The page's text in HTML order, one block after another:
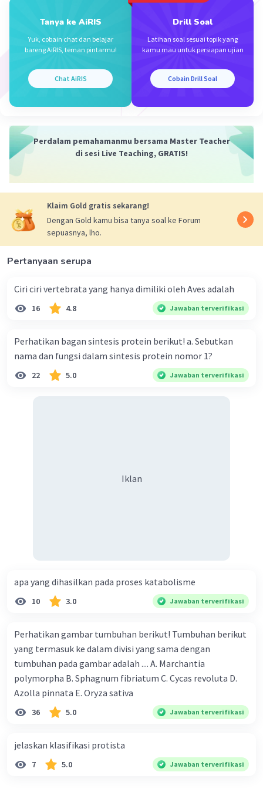
Tanya ke AiRIS
Yuk, cobain chat dan belajar
bareng AiRIS, teman pintarmu!
Chat AiRIS
Drill Soal
Latihan soal sesuai topik yang
kamu mau untuk persiapan ujian
Cobain Drill Soal
Perdalam pemahamanmu bersama Master Teacher
di sesi Live Teaching, GRATIS!
Klaim Gold gratis sekarang!
Dengan Gold kamu bisa tanya soal ke Forum
sepuasnya, lho.
Pertanyaan serupa
Ciri ciri vertebrata yang hanya dimiliki oleh Aves adalah
16 4.8 Jawaban terverifikasi
Perhatikan bagan sintesis protein berikut! a. Sebutkan
nama dan fungsi dalam sintesis protein nomor 1?
22 5.0 Jawaban terverifikasi
Iklan
apa yang dihasilkan pada proses katabolisme
10 3.0 Jawaban terverifikasi
Perhatikan gambar tumbuhan berikut! Tumbuhan berikut
yang termasuk ke dalam divisi yang sama dengan
tumbuhan pada gambar adalah .... A. Marchantia
polymorpha B. Sphagnum fibriatum C. Cycas revoluta D.
Azolla pinnata E. Oryza sativa
36 5.0 Jawaban terverifikasi
jelaskan klasifikasi protista
7 5.0 Jawaban terverifikasi